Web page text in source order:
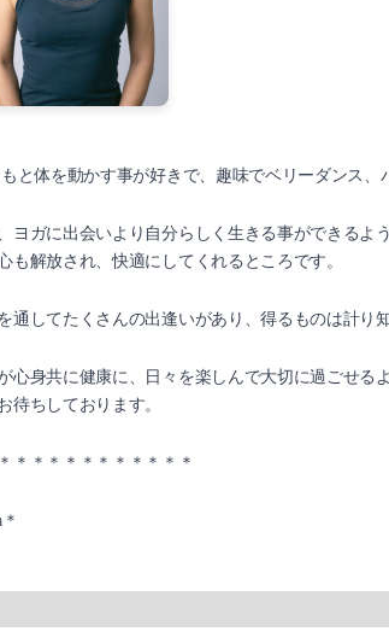
もと体を動かす事が好きで、趣味でベリーダンス、
ヨガに出会いより自分らしく生きる事ができるよ
も解放され、快適にしてくれるところです。
通してたくさんの出逢いがあり、得るものは計り
心身共に健康に、日々を楽しんで大切に過ごせる
待ちしております。
＊＊＊＊＊＊＊＊＊＊＊